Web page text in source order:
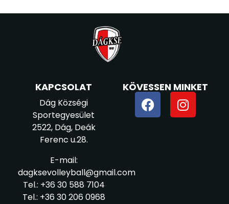
KAPCSOLAT
Dág Községi
Sportegyesület
2522, Dág, Deák
Ferenc u.28.
E-mail:
dagksevolleyball@gmail.com
Tel.: +36 30 588 7104
Tel.: +36 30 206 0968
KÖVESSEN MINKET